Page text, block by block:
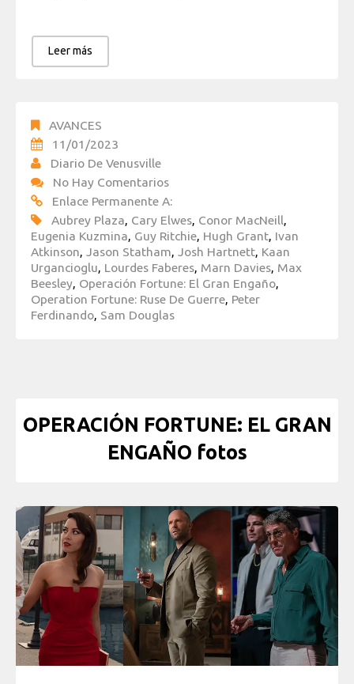
Leer más
AVANCES
11/01/2023
Diario De Venusville
No Hay Comentarios
Enlace Permanente A:
Aubrey Plaza, Cary Elwes, Conor MacNeill,
Eugenia Kuzmina, Guy Ritchie, Hugh Grant, Ivan
Atkinson, Jason Statham, Josh Hartnett, Kaan
Urgancioglu, Lourdes Faberes, Marn Davies, Max
Beesley, Operación Fortune: El Gran Engaño,
Operation Fortune: Ruse De Guerre, Peter
Ferdinando, Sam Douglas
OPERACIÓN FORTUNE: EL GRAN
ENGAÑO fotos